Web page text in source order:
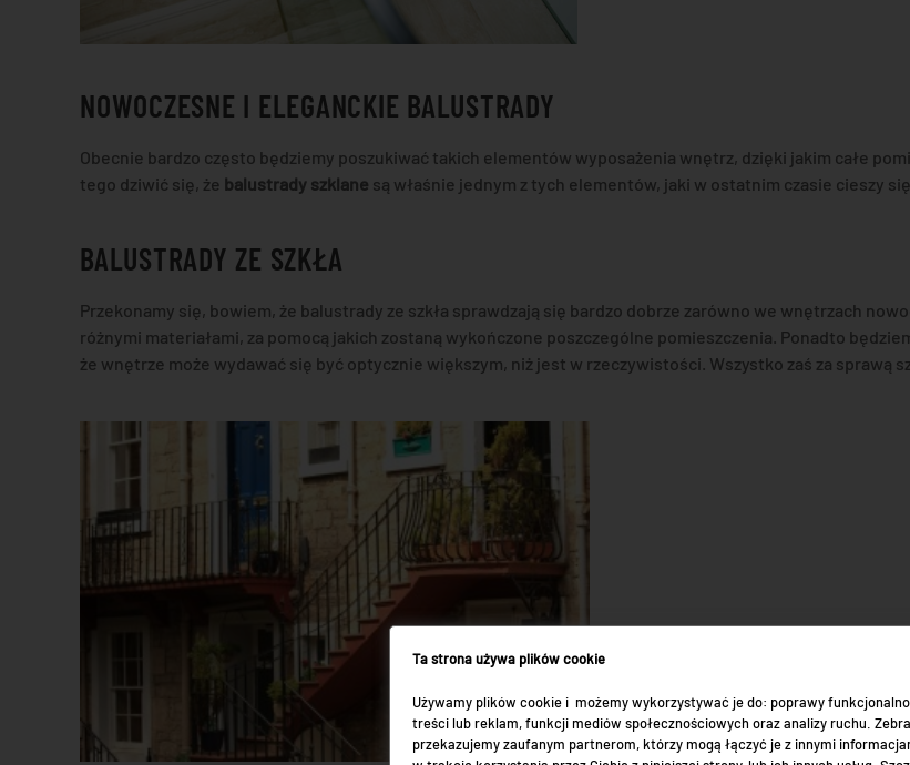
NOWOCZESNE I ELEGANCKIE BALUSTRADY
Obecnie bardzo często będziemy poszukiwać takich elementów wyposażenia wnętrz, dzięki jakim całe
tego dziwić się, że balustrady szklane są właśnie jednym z tych elementów, jaki w ostatnim czasie cieszy
BALUSTRADY ZE SZKŁA
Przekonamy się, bowiem, że balustrady ze szkła sprawdzają się bardzo dobrze zarówno we wnętrzach
różnymi materiałami, za pomocą jakich zostaną wykończone poszczególne pomieszczenia. Ponadto
że wnętrze może wydawać się być optycznie większym, niż jest w rzeczywistości. Wszystko zaś za sprawą
Ta strona używa plików cookie
Używamy plików cookie i możemy wykorzystywać je do: poprawy
treści lub reklam, funkcji mediów społecznościowych oraz analizy ruchu.
przekazujemy zaufanym partnerom, którzy mogą łączyć je z innymi